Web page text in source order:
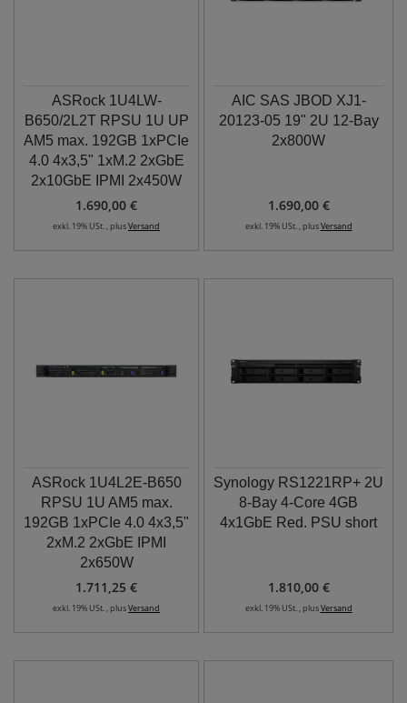
ASRock 1U4LW-
B650/2L2T RPSU 1U UP
AM5 max. 192GB 1xPCIe
4.0 4x3,5" 1xM.2 2xGbE
2x10GbE IPMI 2x450W
1.690,00 €
exkl. 19% USt. , plusVersand
AIC SAS JBOD XJ1-
20123-05 19" 2U 12-Bay
2x800W
1.690,00 €
exkl. 19% USt. , plusVersand
ASRock 1U4L2E-B650
RPSU 1U AM5 max.
192GB 1xPCIe 4.0 4x3,5"
2xM.2 2xGbE IPMI
2x650W
1.711,25 €
exkl. 19% USt. , plusVersand
Synology RS1221RP+ 2U
8-Bay 4-Core 4GB
4x1GbE Red. PSU short
1.810,00 €
exkl. 19% USt. , plusVersand